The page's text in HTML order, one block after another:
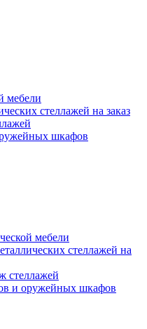
мебели
стеллажей на заказ
шкафов
мебели
стеллажей на
стеллажей
и оружейных шкафов